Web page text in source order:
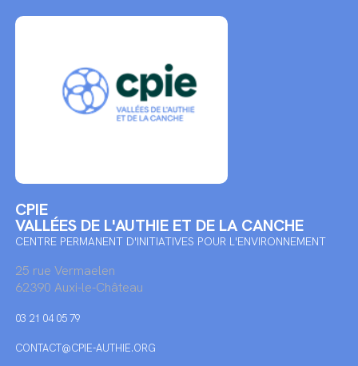
CPIE
VALLÉES DE L'AUTHIE ET DE LA CANCHE
CENTRE PERMANENT D'INITIATIVES POUR L'ENVIRONNEMENT
25 rue Vermaelen
62390 Auxi-le-Château
03 21 04 05 79
CONTACT@CPIE-AUTHIE.ORG